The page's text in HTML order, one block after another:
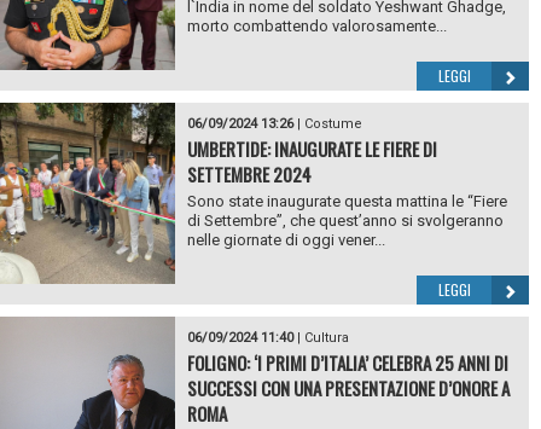
l`India in nome del soldato Yeshwant Ghadge,
morto combattendo valorosamente...
LEGGI
06/09/2024 13:26| Costume
UMBERTIDE: INAUGURATE LE FIERE DI
SETTEMBRE 2024
Sono state inaugurate questa mattina le “Fiere
di Settembre”, che quest’anno si svolgeranno
nelle giornate di oggi vener...
LEGGI
06/09/2024 11:40| Cultura
FOLIGNO: ‘I PRIMI D’ITALIA’ CELEBRA 25 ANNI DI
SUCCESSI CON UNA PRESENTAZIONE D’ONORE A
ROMA